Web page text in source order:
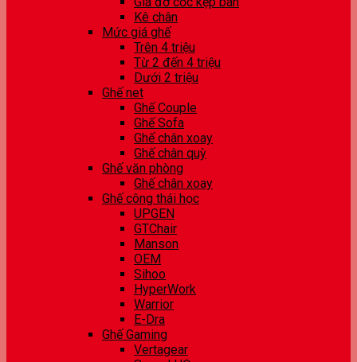
Kê chân
Mức giá ghế
Trên 4 triệu
Từ 2 đến 4 triệu
Dưới 2 triệu
Ghế net
Ghế Couple
Ghế Sofa
Ghế chân xoay
Ghế chân quỳ
Ghế văn phòng
Ghế chân xoay
Ghế công thái học
UPGEN
GTChair
Manson
OEM
Sihoo
HyperWork
Warrior
E-Dra
Ghế Gaming
Vertagear